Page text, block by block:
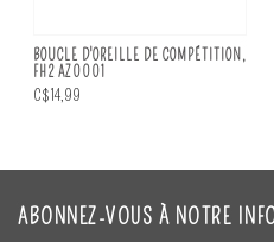
BOUCLE D'OREILLE DE COMPÉTITION,
FH2 AZ0001
C$14,99
ABONNEZ-VOUS À NOTRE